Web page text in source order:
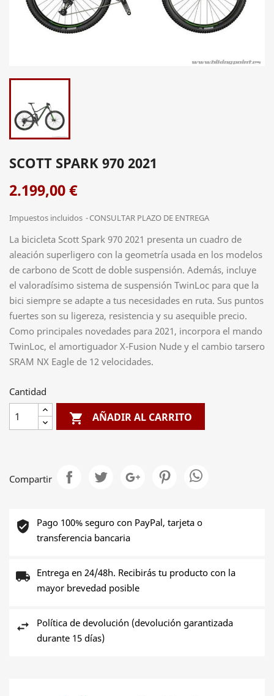
SCOTT SPARK 970 2021
2.199,00 €
Impuestos incluidos CONSULTAR PLAZO DE ENTREGA
La bicicleta Scott Spark 970 2021 presenta un cuadro de
aleación superligero con la geometría usada en los modelos
de carbono de Scott de doble suspensión. Además, incluye
el valoradísimo sistema de suspensión TwinLoc para que la
bici siempre se adapte a tus necesidades en ruta. Sus puntos
fuertes son su ligereza, resistencia y su asequible precio.
Como principales novedades para 2021, incorpora el mando
TwinLoc, el amortiguador X-Fusion Nude y el cambio tarsero
SRAM NX Eagle de 12 velocidades.
Cantidad
 AÑADIR AL CARRITO
Compartir
Pago 100% seguro con PayPal, tarjeta o
transferencia bancaria
Entrega en 24/48h. Recibirás tu producto con la
mayor brevedad posible
Política de devolución (devolución garantizada
durante 15 días)